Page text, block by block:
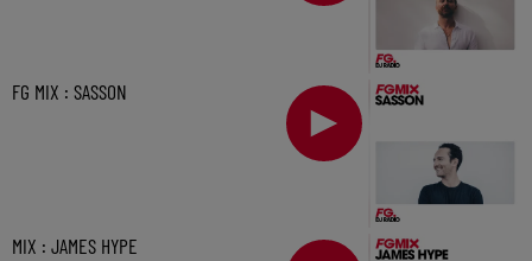
FG MIX : SASSON
MIX : JAMES HYPE